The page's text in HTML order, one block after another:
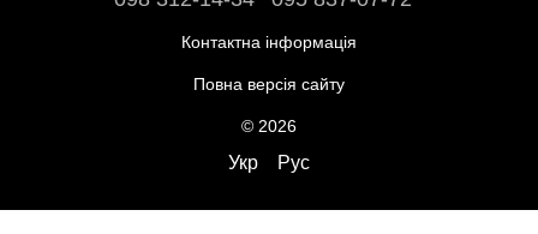
Контактна інформація
Повна версія сайту
© 2026
Укр Рус